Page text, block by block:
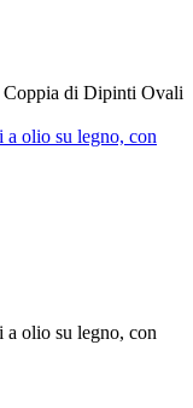
Coppia di Dipinti Ovali